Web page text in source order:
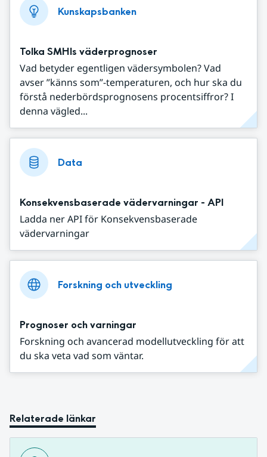
Kunskapsbanken
Tolka SMHIs väderprognoser
Vad betyder egentligen vädersymbolen? Vad
avser ”känns som”-temperaturen, och hur ska du
förstå nederbördsprognosens procentsiffror? I
denna vägled...
Data
Konsekvensbaserade vädervarningar - API
Ladda ner API för Konsekvensbaserade
vädervarningar
Forskning och utveckling
Prognoser och varningar
Forskning och avancerad modellutveckling för att
du ska veta vad som väntar.
Relaterade länkar